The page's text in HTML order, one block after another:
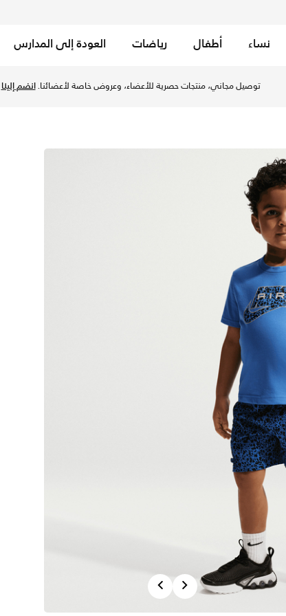
نساء أطفال رياضات العودة إلى المدارس
توصيل مجاني، منتجات حصرية للأعضاء، وعروض خاصة لأعضائنا.انضم إلينا
PreviousNext